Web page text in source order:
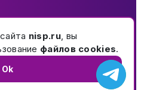
nisp.ru, вы
файлов cookies.
Ok